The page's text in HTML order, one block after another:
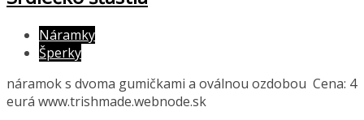
Náramky
Šperky
náramok s dvoma gumičkami a oválnou ozdobou Cena: 4
eurá www.trishmade.webnode.sk